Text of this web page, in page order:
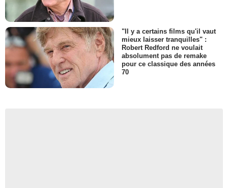
"Il y a certains films qu'il vaut
mieux laisser tranquilles" :
Robert Redford ne voulait
absolument pas de remake
pour ce classique des années
70